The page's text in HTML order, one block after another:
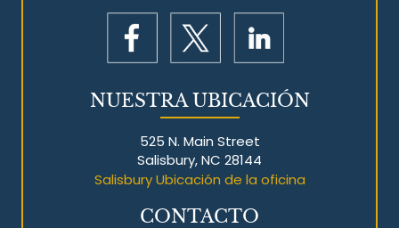
NUESTRA UBICACIÓN
525 N. Main Street
Salisbury, NC 28144
Salisbury Ubicación de la oficina
CONTACTO